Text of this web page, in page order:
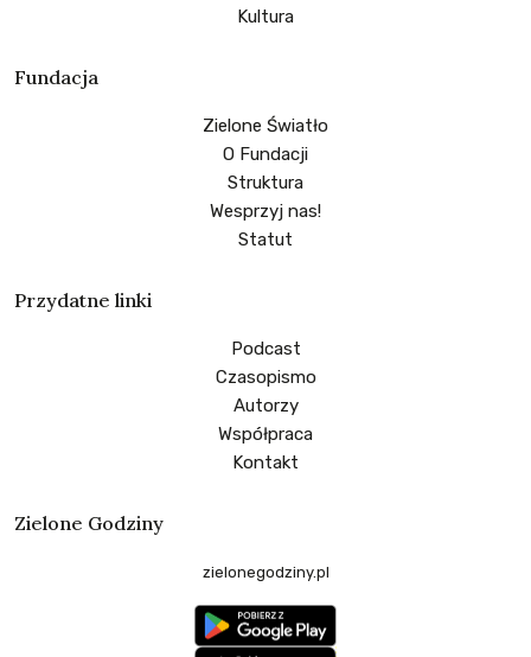
Kultura
Fundacja
Zielone Światło
O Fundacji
Struktura
Wesprzyj nas!
Statut
Przydatne linki
Podcast
Czasopismo
Autorzy
Współpraca
Kontakt
Zielone Godziny
zielonegodziny.pl